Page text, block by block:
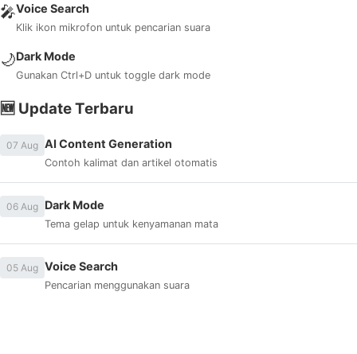
🎤Voice Search
Klik ikon mikrofon untuk pencarian suara
🌙Dark Mode
Gunakan Ctrl+D untuk toggle dark mode
🆕 Update Terbaru
07 Aug AI Content Generation
Contoh kalimat dan artikel otomatis
06 Aug Dark Mode
Tema gelap untuk kenyamanan mata
05 Aug Voice Search
Pencarian menggunakan suara